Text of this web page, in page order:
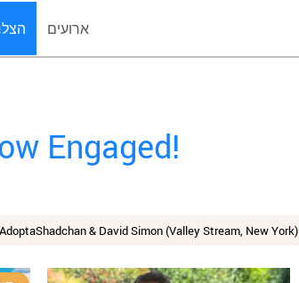
ארועים
Engaged!
& David Simon (Valley Stream, New York)